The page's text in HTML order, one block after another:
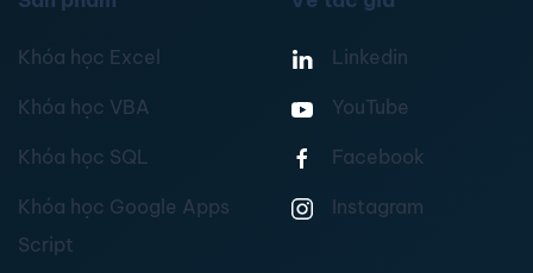
Khóa học Excel
Khóa học VBA
Khóa học SQL
Khóa học Google Apps
Script
Linkedin
YouTube
Facebook
Instagram